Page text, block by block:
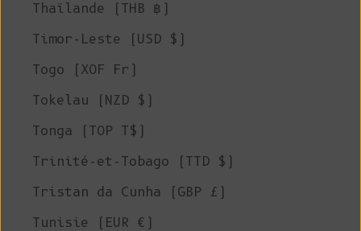
Thaïlande (THB ฿)
Timor-Leste (USD $)
Togo (XOF Fr)
Tokelau (NZD $)
Tonga (TOP T$)
Trinité-et-Tobago (TTD $)
Tristan da Cunha (GBP £)
Tunisie (EUR €)